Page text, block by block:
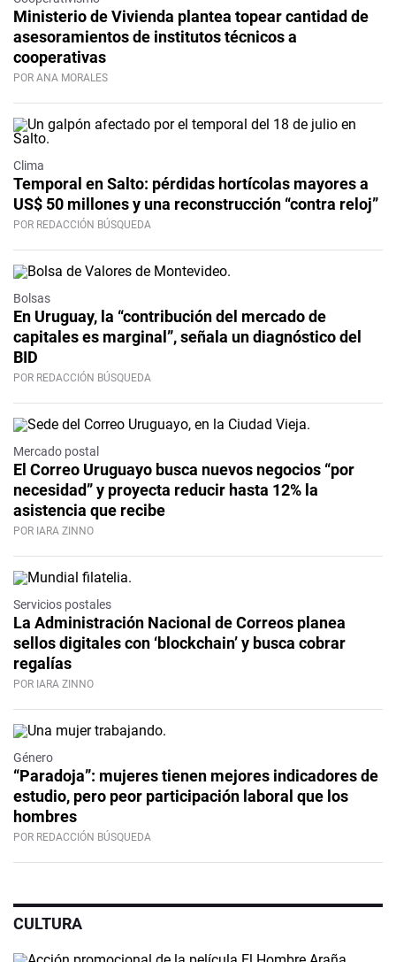
Ministerio de Vivienda plantea topear cantidad de
asesoramientos de institutos técnicos a
cooperativas
POR ANA MORALES
Clima
Temporal en Salto: pérdidas hortícolas mayores a
US$ 50 millones y una reconstrucción “contra reloj”
POR REDACCIÓN BÚSQUEDA
Bolsas
En Uruguay, la “contribución del mercado de
capitales es marginal”, señala un diagnóstico del
BID
POR REDACCIÓN BÚSQUEDA
Mercado postal
El Correo Uruguayo busca nuevos negocios “por
necesidad” y proyecta reducir hasta 12% la
asistencia que recibe
POR IARA ZINNO
Servicios postales
La Administración Nacional de Correos planea
sellos digitales con ‘blockchain’ y busca cobrar
regalías
POR IARA ZINNO
Género
“Paradoja”: mujeres tienen mejores indicadores de
estudio, pero peor participación laboral que los
hombres
POR REDACCIÓN BÚSQUEDA
CULTURA